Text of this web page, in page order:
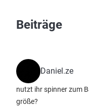
Beiträge
Daniel.ze
nutzt ihr spinner zum
größe?